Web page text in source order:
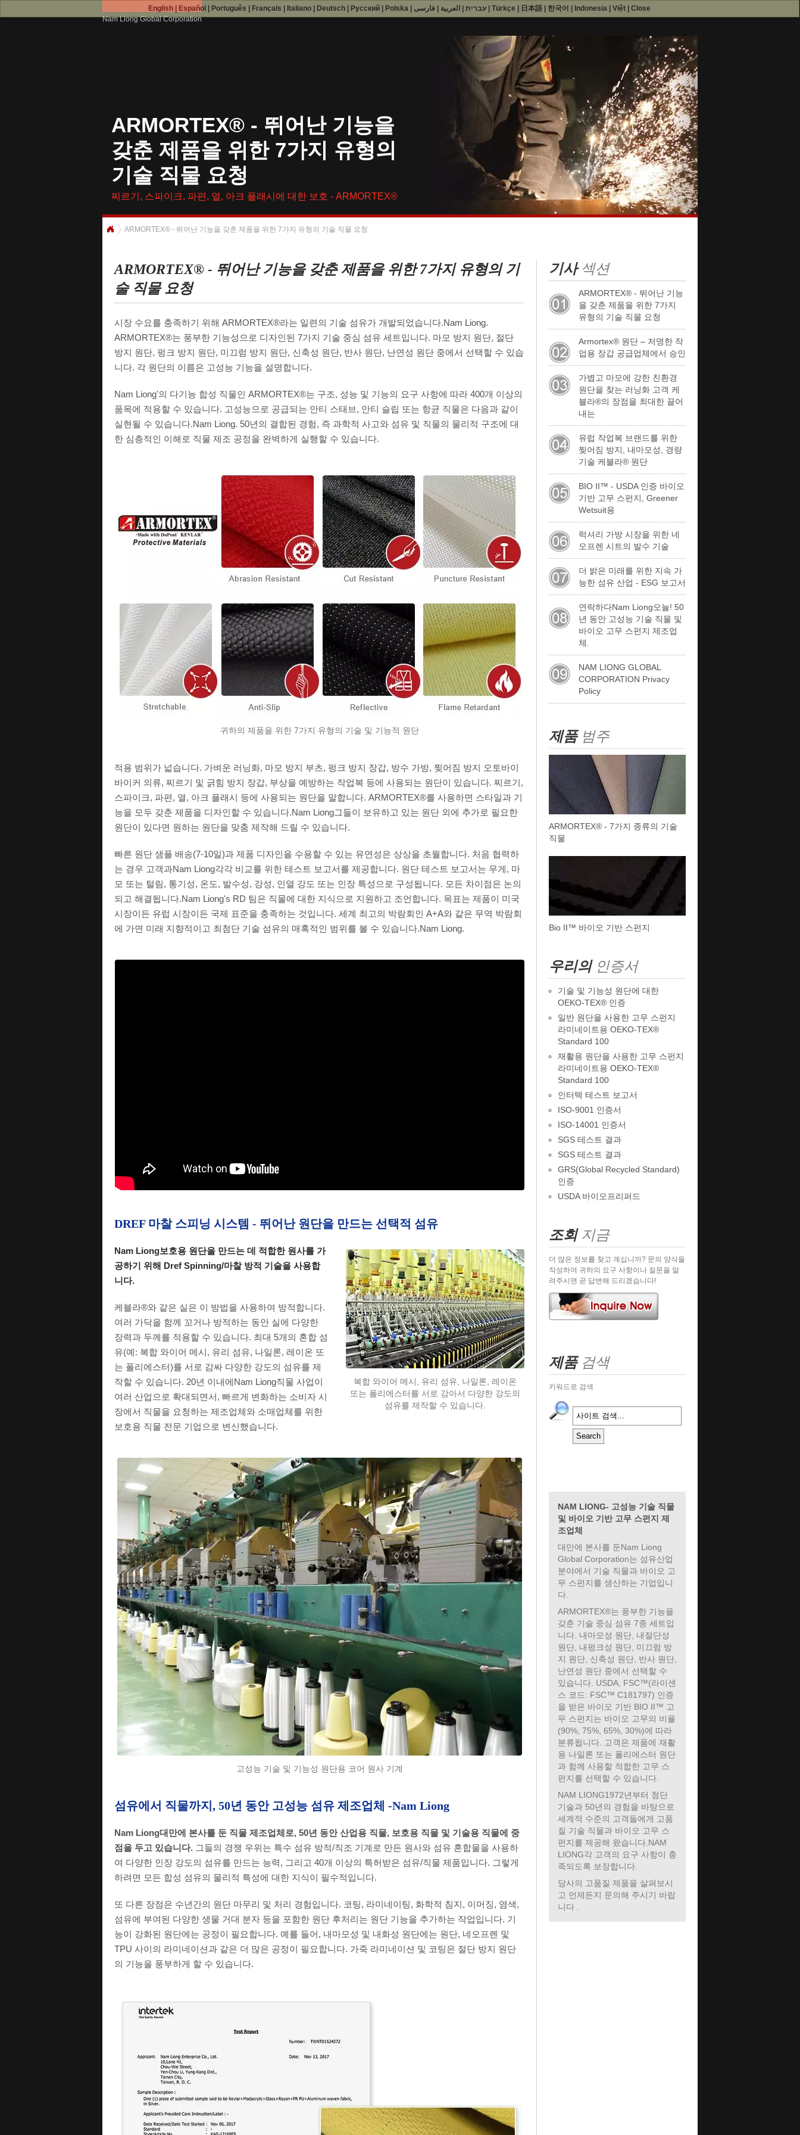
Nam Liong Global Corporation
ARMORTEX® - 뛰어난 기능을
갖춘 제품을 위한 7가지 유형의
기술 직물 요청
찌르기, 스파이크, 파편, 열, 아크 플래시에 대한 보호 - ARMORTEX®
ARMORTEX® - 뛰어난 기능을 갖춘 제품을 위한 7가지 유형의 기술 직물 요청
ARMORTEX® - 뛰어난 기능을 갖춘 제품을 위한 7가지 유형의 기
술 직물 요청
시장 수요를 충족하기 위해 ARMORTEX®라는 일련의 기술 섬유가 개발되었습니다.Nam Liong.
ARMORTEX®는 풍부한 기능성으로 디자인된 7가지 기술 중심 섬유 세트입니다. 마모 방지 원단, 절단
방지 원단, 펑크 방지 원단, 미끄럼 방지 원단, 신축성 원단, 반사 원단, 난연성 원단 중에서 선택할 수 있습
니다. 각 원단의 이름은 고성능 기능을 설명합니다.
Nam Liong'의 다기능 합성 직물인 ARMORTEX®는 구조, 성능 및 기능의 요구 사항에 따라 400개 이상의
품목에 적용할 수 있습니다. 고성능으로 공급되는 안티 스태브, 안티 슬립 또는 항균 직물은 다음과 같이
실현될 수 있습니다.Nam Liong. 50년의 결합된 경험, 즉 과학적 사고와 섬유 및 직물의 물리적 구조에 대
한 심층적인 이해로 직물 제조 공정을 완벽하게 실행할 수 있습니다.
귀하의 제품을 위한 7가지 유형의 기술 및 기능적 원단
적용 범위가 넓습니다. 가벼운 러닝화, 마모 방지 부츠, 펑크 방지 장갑, 방수 가방, 찢어짐 방지 오토바이
바이커 의류, 찌르기 및 긁힘 방지 장갑, 부상을 예방하는 작업복 등에 사용되는 원단이 있습니다. 찌르기,
스파이크, 파편, 열, 아크 플래시 등에 사용되는 원단을 말합니다. ARMORTEX®를 사용하면 스타일과 기
능을 모두 갖춘 제품을 디자인할 수 있습니다.Nam Liong그들이 보유하고 있는 원단 외에 추가로 필요한
원단이 있다면 원하는 원단을 맞춤 제작해 드릴 수 있습니다.
빠른 원단 샘플 배송(7-10일)과 제품 디자인을 수용할 수 있는 유연성은 상상을 초월합니다. 처음 협력하
는 경우 고객과Nam Liong각각 비교를 위한 테스트 보고서를 제공합니다. 원단 테스트 보고서는 무게, 마
모 또는 털림, 통기성, 온도, 발수성, 강성, 인열 강도 또는 인장 특성으로 구성됩니다. 모든 차이점은 논의
되고 해결됩니다.Nam Liong's RD 팀은 직물에 대한 지식으로 지원하고 조언합니다. 목표는 제품이 미국
시장이든 유럽 시장이든 국제 표준을 충족하는 것입니다. 세계 최고의 박람회인 A+A와 같은 무역 박람회
에 가면 미래 지향적이고 최첨단 기술 섬유의 매혹적인 범위를 볼 수 있습니다.Nam Liong.
DREF 마찰 스피닝 시스템 - 뛰어난 원단을 만드는 선택적 섬유
복합 와이어 메시, 유리 섬유, 나일론, 레이온
또는 폴리에스터를 서로 감아서 다양한 강도의
섬유를 제작할 수 있습니다.
Nam Liong보호용 원단을 만드는 데 적합한 원사를 가
공하기 위해 Dref Spinning/마찰 방적 기술을 사용합
니다.
케블라®와 같은 실은 이 방법을 사용하여 방적합니다.
여러 가닥을 함께 꼬거나 방적하는 동안 실에 다양한
장력과 두께를 적용할 수 있습니다. 최대 5개의 혼합 섬
유(예: 복합 와이어 메시, 유리 섬유, 나일론, 레이온 또
는 폴리에스터)를 서로 감싸 다양한 강도의 섬유를 제
작할 수 있습니다. 20년 이내에Nam Liong직물 사업이
여러 산업으로 확대되면서, 빠르게 변화하는 소비자 시
장에서 직물을 요청하는 제조업체와 소매업체를 위한
보호용 직물 전문 기업으로 변신했습니다.
고성능 기술 및 기능성 원단용 코어 원사 기계
섬유에서 직물까지, 50년 동안 고성능 섬유 제조업체 -Nam Liong
Nam Liong대만에 본사를 둔 직물 제조업체로, 50년 동안 산업용 직물, 보호용 직물 및 기술용 직물에 중
점을 두고 있습니다. 그들의 경쟁 우위는 특수 섬유 방적/직조 기계로 만든 원사와 섬유 혼합물을 사용하
여 다양한 인장 강도의 섬유를 만드는 능력, 그리고 40개 이상의 특허받은 섬유/직물 제품입니다. 그렇게
하려면 모든 합성 섬유의 물리적 특성에 대한 지식이 필수적입니다.
또 다른 장점은 수년간의 원단 마무리 및 처리 경험입니다. 코팅, 라미네이팅, 화학적 침지, 이머징, 염색,
섬유에 부여된 다양한 생물 거대 분자 등을 포함한 원단 후처리는 원단 기능을 추가하는 작업입니다. 기
능이 강화된 원단에는 공정이 필요합니다. 예를 들어, 내마모성 및 내화성 원단에는 원단, 네오프렌 및
TPU 사이의 라미네이션과 같은 더 많은 공정이 필요합니다. 가죽 라미네이션 및 코팅은 절단 방지 원단
의 기능을 풍부하게 할 수 있습니다.
기사섹션
ARMORTEX® - 뛰어난 기능
을 갖춘 제품을 위한 7가지
유형의 기술 직물 요청
Armortex® 원단 – 저명한 작
업용 장갑 공급업체에서 승인
가볍고 마모에 강한 친환경
원단을 찾는 러닝화 고객 케
블라®의 장점을 최대한 끌어
내는
유럽 ​​작업복 브랜드를 위한
찢어짐 방지, 내마모성, 경량
기술 케블라® 원단
BIO II™ - USDA 인증 바이오
기반 고무 스펀지, Greener
Wetsuit용
럭셔리 가방 시장을 위한 네
오프렌 시트의 발수 기술
더 밝은 미래를 위한 지속 가
능한 섬유 산업 - ESG 보고서
연락하다Nam Liong오늘! 50
년 동안 고성능 기술 직물 및
바이오 고무 스펀지 제조업
체.
NAM LIONG GLOBAL
CORPORATION Privacy
Policy
제품범주
ARMORTEX® - 7가지 종류의 기술
직물
Bio II™ 바이오 기반 스펀지
우리의인증서
기술 및 기능성 원단에 대한
OEKO-TEX® 인증
일반 원단을 사용한 고무 스펀지
라미네이트용 OEKO-TEX®
Standard 100
재활용 원단을 사용한 고무 스펀지
라미네이트용 OEKO-TEX®
Standard 100
인터텍 테스트 보고서
ISO-9001 인증서
ISO-14001 인증서
SGS 테스트 결과
SGS 테스트 결과
GRS(Global Recycled Standard)
인증
USDA 바이오프리퍼드
조회지금
더 많은 정보를 찾고 계십니까? 문의 양식을
작성하여 귀하의 요구 사항이나 질문을 알
려주시면 곧 답변해 드리겠습니다!
제품검색
키워드로 검색
NAM LIONG- 고성능 기술 직물
및 바이오 기반 고무 스펀지 제
조업체
대만에 본사를 둔Nam Liong
Global Corporation는 섬유산업
분야에서 기술 직물과 바이오 고
무 스펀지를 생산하는 기업입니
다.
ARMORTEX®는 풍부한 기능을
갖춘 기술 중심 섬유 7종 세트입
니다. 내마모성 원단, 내절단성
원단, 내펑크성 원단, 미끄럼 방
지 원단, 신축성 원단, 반사 원단,
난연성 원단 중에서 선택할 수
있습니다. USDA, FSC™(라이센
스 코드: FSC™ C181797) 인증
을 받은 바이오 기반 BIO II™ 고
무 스펀지는 바이오 고무의 비율
(90%, 75%, 65%, 30%)에 따라
분류됩니다. 고객은 제품에 재활
용 나일론 또는 폴리에스터 원단
과 함께 사용할 적합한 고무 스
펀지를 선택할 수 있습니다.
NAM LIONG1972년부터 첨단
기술과 50년의 경험을 바탕으로
세계적 수준의 고객들에게 고품
질 기술 직물과 바이오 고무 스
펀지를 제공해 왔습니다.NAM
LIONG각 고객의 요구 사항이 충
족되도록 보장합니다.
당사의 고품질 제품을 살펴보시
고 언제든지 문의해 주시기 바랍
니다 .
English Español Português Français Italiano Deutsch Русский Polska עברית| العربية فارسی |Türkçe 日本語 한국어 Indonesia |Việt |Close